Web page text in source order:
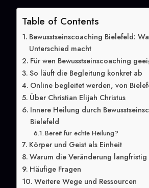
Table of Contents
Bewusstseinscoaching Bielefeld:
Unterschied macht
Für wen Bewusstseinscoaching
So läuft die Begleitung konkret ab
Online begleitet werden, von
Über Christian Elijah Christus
Innere Heilung durch
Bielefeld
Bereit für echte Heilung?
Körper und Geist als Einheit
Warum die Veränderung langfristig
Häufige Fragen
Weitere Wege und Ressourcen